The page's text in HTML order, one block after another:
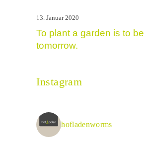
To plant a garden is to
tomorrow.
13. Januar 2020
Instagram
hofladenworms